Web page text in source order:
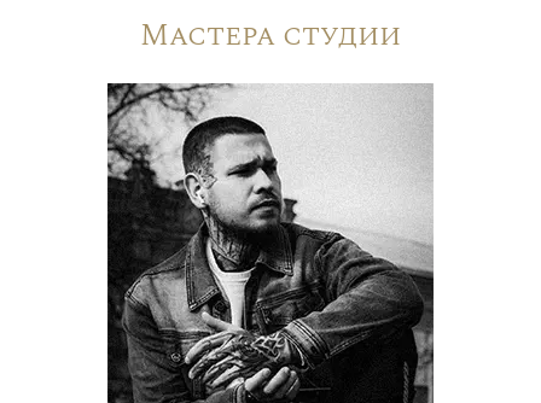
Мастера студии